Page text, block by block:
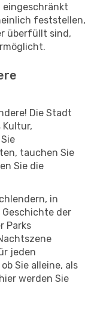
feststellen,
überfüllt sind,
Die Stadt
tauchen Sie
Sie die
in
Geschichte der
Parks
jeden
Sie alleine, als
werden Sie